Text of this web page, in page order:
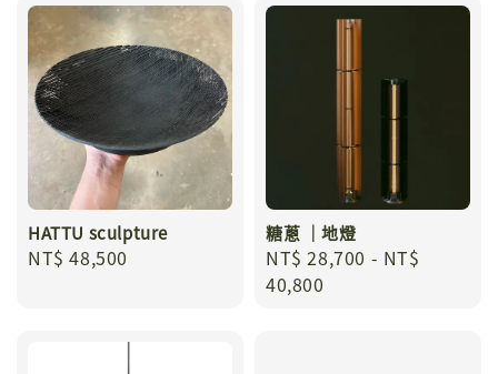
HATTU sculpture
Regular
NT$ 48,500
糖蔥 ｜地燈
Regular
price
NT$ 28,700 - NT$
40,800